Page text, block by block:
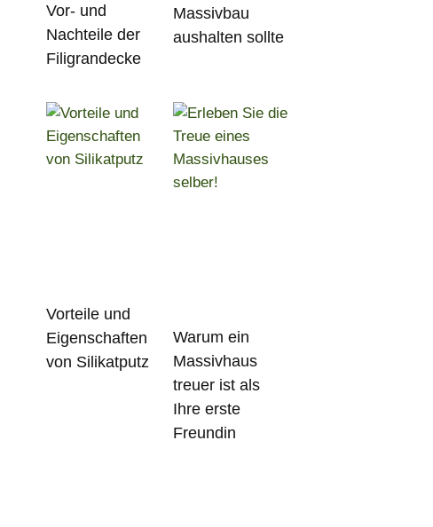
Vor- und
Nachteile der
Filigrandecke
Massivbau
aushalten sollte
Vorteile und
Eigenschaften
von Silikatputz
Warum ein
Massivhaus
treuer ist als
Ihre erste
Freundin